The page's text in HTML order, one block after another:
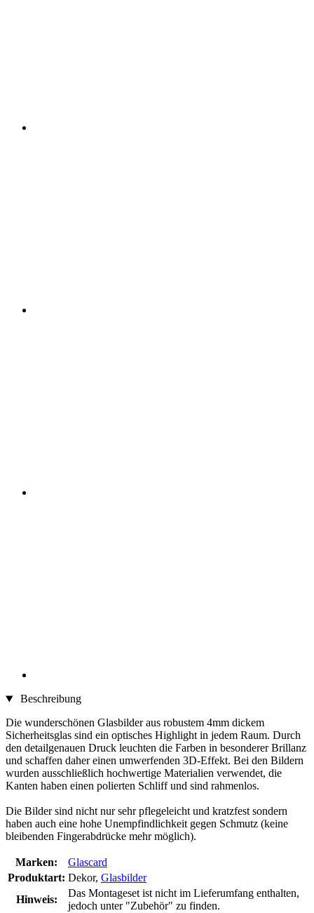
Beschreibung
Die wunderschönen Glasbilder aus robustem 4mm dickem
Sicherheitsglas sind ein optisches Highlight in jedem Raum. Durch
den detailgenauen Druck leuchten die Farben in besonderer Brillanz
und schaffen daher einen umwerfenden 3D-Effekt. Bei den Bildern
wurden ausschließlich hochwertige Materialien verwendet, die
Kanten haben einen polierten Schliff und sind rahmenlos.
Die Bilder sind nicht nur sehr pflegeleicht und kratzfest sondern
haben auch eine hohe Unempfindlichkeit gegen Schmutz (keine
bleibenden Fingerabdrücke mehr möglich).
Marken:
Glascard
Produktart: Dekor, Glasbilder
Hinweis:
Das Montageset ist nicht im Lieferumfang enthalten,
jedoch unter "Zubehör" zu finden.